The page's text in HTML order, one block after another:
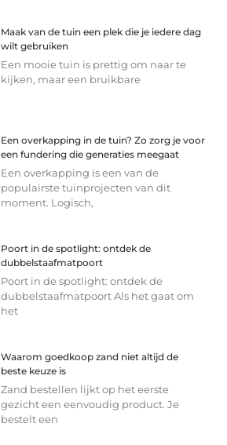
Maak van de tuin een plek die je iedere dag
wilt gebruiken
Een mooie tuin is prettig om naar te
kijken, maar een bruikbare
Een overkapping in de tuin? Zo zorg je voor
een fundering die generaties meegaat
Een overkapping is een van de
populairste tuinprojecten van dit
moment. Logisch,
Poort in de spotlight: ontdek de
dubbelstaafmatpoort
Poort in de spotlight: ontdek de
dubbelstaafmatpoort Als het gaat om
het
Waarom goedkoop zand niet altijd de
beste keuze is
Zand bestellen lijkt op het eerste
gezicht een eenvoudig product. Je
bestelt een